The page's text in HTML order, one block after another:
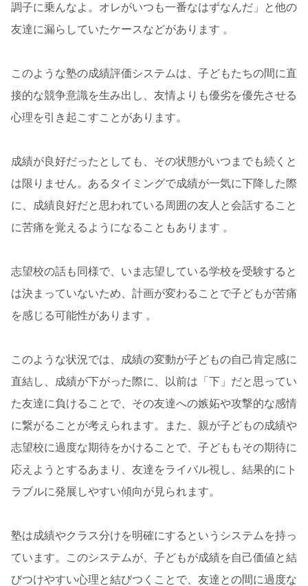
調子に乗んなよ。オレがいつも一番なはずなんだ」と他の
友達に漏らしていたケースなどがあります 。
このような塾の成績評価システムは、子どもたちの間に直
接的な競争意識を生み出し、友情よりも優劣を優先させる
心理を引き起こすことがあります。
成績が良好だったとしても、その状態がいつまでも続くと
は限りません。あるタイミングで成績が一気に下降した際
に、成績良好だと思われている周囲の友人と会話すること
に苦痛を覚えるようになることもあります 。
志望校の話も同様で、いま志望している学校を受験すると
は決まっていないため、計画が変わることで子どもが苦痛
を感じる可能性があります 。
このような状況では、成績の変動が子どもの自己肯定感に
直結し、成績が下がった際に、以前は「下」だと思ってい
た友達に負けることで、その友達への嫉妬や攻撃的な感情
に繋がることが考えられます。また、親が子どもの成績や
志望校に過度な期待をかけることで、子どももその期待に
応えようとするあまり、友達をライバル視し、結果的にト
ラブルに発展しやすい傾向が見られます。
塾は成績やクラス分けを明確にするというシステムを持っ
ています。このシステムが、子どもが成績を自己価値と結
びつけやすい心理と結びつくことで、友達との間に過度な